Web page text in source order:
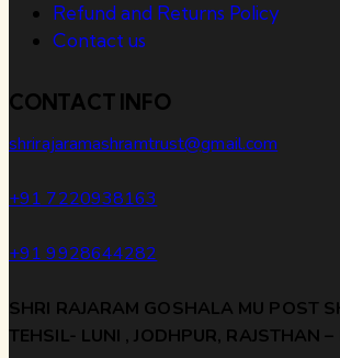
Refund and Returns Policy
Contact us
CONTACT INFO
shrirajaramashramtrust@gmail.com
+91 7220938163
+91 9928644282
SHRI RAJARAM GOSHALA MU POST
TEHSIL- LUNI , JODHPUR, RAJSTHAN